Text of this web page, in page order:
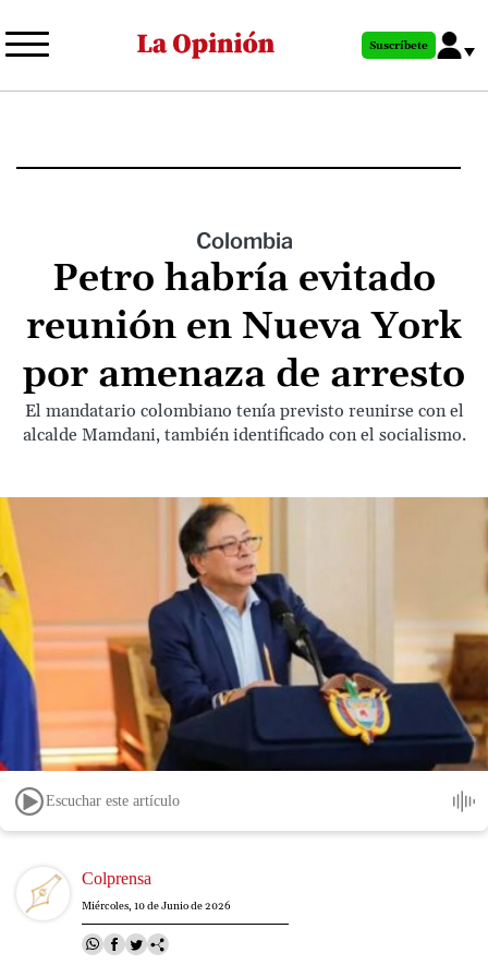
al
principal
Suscríbete
Colombia
Petro habría evitado
reunión en Nueva York
por amenaza de arresto
El mandatario colombiano tenía previsto reunirse con el
alcalde Mamdani, también identificado con el socialismo.
Escuchar este artículo
Image Colprensa
Miércoles, 10 de Junio de 2026